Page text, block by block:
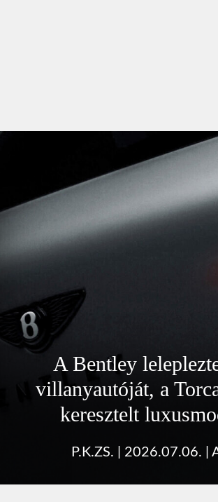
A Bentley
villanyautóját, a
keresztelt
P.K.ZS. 2026.07.06.